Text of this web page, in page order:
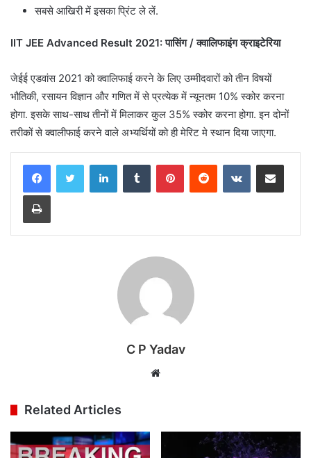
सबसे आखिरी में इसका प्रिंट ले लें.
IIT JEE Advanced Result 2021: पासिंग / क्वालिफाइंग क्राइटेरिया
जेईई एडवांस 2021 को क्वालिफाई करने के लिए उम्मीदवारों को तीन विषयों
भौतिकी, रसायन विज्ञान और गणित में से प्रत्येक में न्यूनतम 10% स्कोर करना
होगा. इसके साथ-साथ तीनों में मिलाकर कुल 35% स्कोर करना होगा. इन दोनों
तरीकों से क्वालीफाई करने वाले अभ्यर्थियों को ही मेरिट मे स्थान दिया जाएगा.
LinkedInTumblr PinterestReddit VKontakteShare via Email
Print
C P Yadav
Website
Related Articles